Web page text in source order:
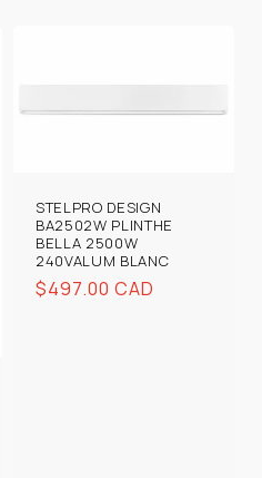
STELPRO DESIGN
BA2502W PLINTHE
BELLA 2500W
240VALUM BLANC
Prix
$497.00 CAD